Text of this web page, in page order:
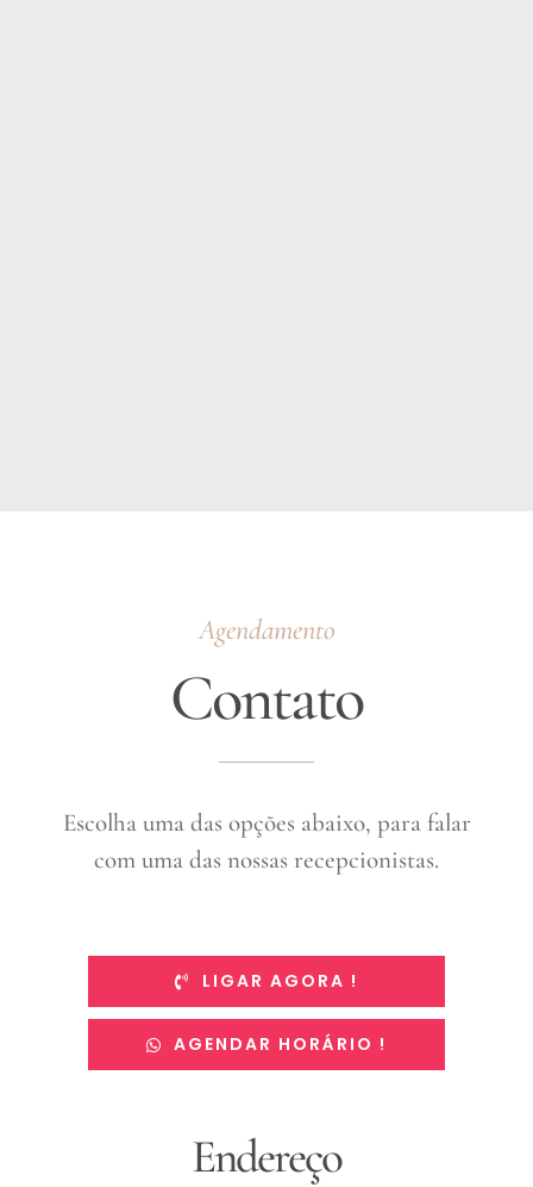
Agendamento
Contato
Escolha uma das opções abaixo, para falar
com uma das nossas recepcionistas.
LIGAR AGORA !
AGENDAR HORÁRIO !
Endereço